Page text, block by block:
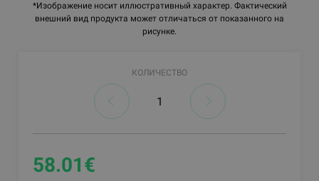
*Изображение носит иллюстративный характер. Фактический
внешний вид продукта может отличаться от показанного на
рисунке.
КОЛИЧЕСТВО
58.01€